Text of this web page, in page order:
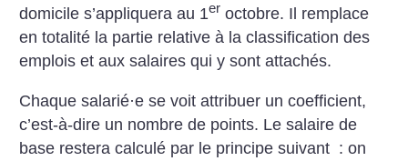
domicile s’appliquera au 1er octobre. Il remplace
en totalité la partie relative à la classification des
emplois et aux salaires qui y sont attachés.
Chaque salarié·e se voit attribuer un coefficient,
c’est-à-dire un nombre de points. Le salaire de
base restera calculé par le principe suivant : on